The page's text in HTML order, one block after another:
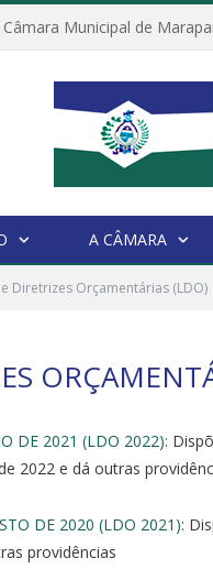
A CÂMARA
Diretrizes Orçamentárias (LDO)
DE 2021 (LDO 2022):
2022 e dá outras
DE 2020 (LDO 2021):
providências